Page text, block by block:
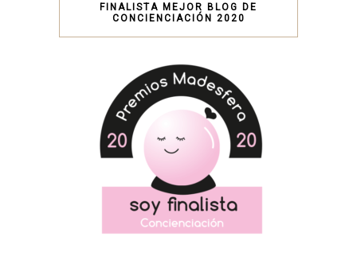
FINALISTA MEJOR BLOG DE
CONCIENCIACIÓN 2020